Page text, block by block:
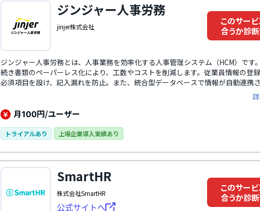
ジンジャー人事労務
jinjer株式会社
このサー
合うか診
ジンジャー人事労務とは、人事業務を効率化する人事管理システム（HCM）です
続き書類のペーパーレス化により、工数やコストを削減します。従業員情報の登
必須項目を設け、記入漏れを防止。また、統合型データベースで情報が自動連携
数のマスタを更新する手間が省けます。さらに、従業員情報はカスタマイズ可能で
月100円/ユーザー
トライアルあり 上場企業導入実績あり
SmartHR
株式会社SmartHR
公式サイトへ
このサー
合うか診